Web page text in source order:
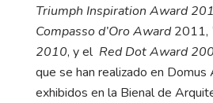
Triumph Inspiration Award
Compasso d’Oro Award2011,
2010, y el Red Dot Award
que se han realizado en Domus
exhibidos en la Bienal de